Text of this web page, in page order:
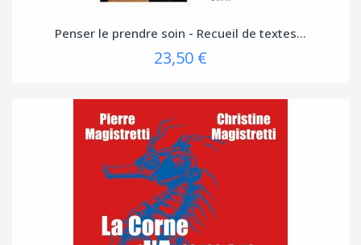
Penser le prendre soin - Recueil de textes...
23,50 €